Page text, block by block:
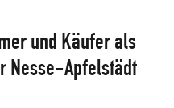
und Käufer als
Nesse-Apfelstädt